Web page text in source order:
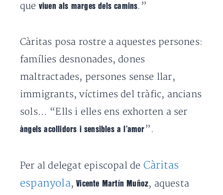
que viuen als marges dels camins.”
Càritas posa rostre a aquestes persones:
famílies desnonades, dones
maltractades, persones sense llar,
immigrants, víctimes del tràfic, ancians
sols… “Ells i elles ens exhorten a ser
àngels acollidors i sensibles a l’amor ”.
Per al delegat episcopal de Càritas
espanyola,Vicente Martín Muñoz, aquesta